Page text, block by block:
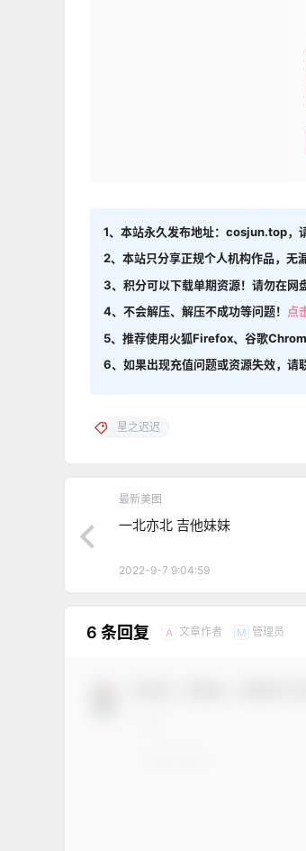
1、本站永久发布地址：cosjun.top，
2、本站只分享正规个人机构作品，无
3、积分可以下载单期资源！请勿在网
4、不会解压、解压不成功等问题！
点
5、推荐使用火狐Firefox、谷歌
6、如果出现充值问题或资源失效，请
星之迟迟
最新美图
一北亦北 吉他妹妹
2022-9-7 9:04:59
6 条回复 A 文章作者 M 管理员